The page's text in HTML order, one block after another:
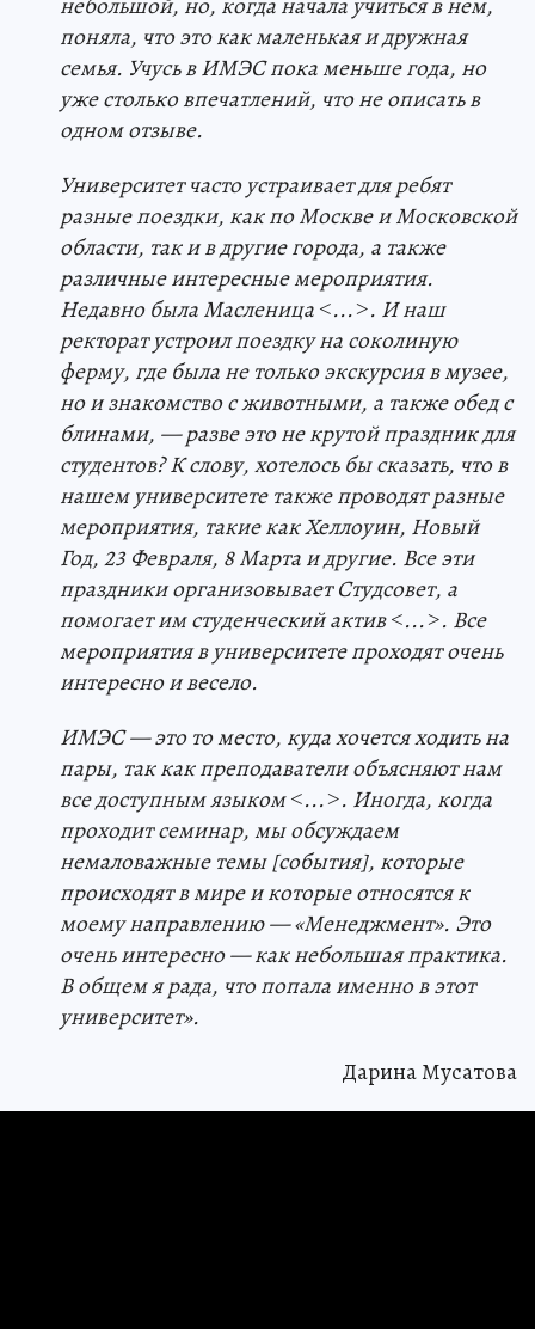
поняла, что это как маленькая и дружная
семья. Учусь в ИМЭС пока меньше года, но
уже столько впечатлений, что не описать в
одном отзыве.
Университет часто устраивает для ребят
разные поездки, как по Москве и Московской
области, так и в другие города, а также
различные интересные мероприятия.
Недавно была Масленица˂...˃. И наш
ректорат устроил поездку на соколиную
ферму, где была не только экскурсия в музее,
но и знакомство с животными, а также обед с
блинами, — разве это не крутой праздник для
студентов? К слову, хотелось бы сказать, что в
нашем университете также проводят разные
мероприятия, такие как Хеллоуин, Новый
Год, 23 Февраля, 8 Марта и другие. Все эти
праздники организовывает Студсовет, а
помогает им студенческий актив˂...˃. Все
мероприятия в университете проходят очень
интересно и весело.
ИМЭС — это то место, куда хочется ходить на
пары, так как преподаватели объясняют нам
все доступным языком˂...˃. Иногда, когда
проходит семинар, мы обсуждаем
немаловажные темы [события], которые
происходят в мире и которые относятся к
моему направлению — «Менеджмент». Это
очень интересно — как небольшая практика.
В общем я рада, что попала именно в этот
университет».
Дарина Мусатова